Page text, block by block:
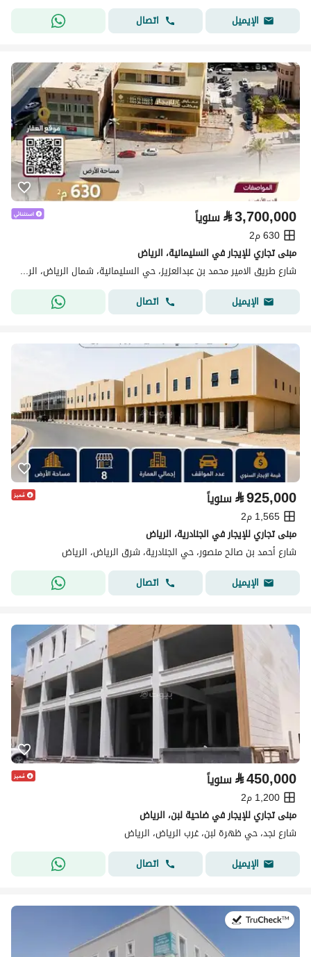
الإيميل
اتصال
⃁3,700,000 سنوياً
630 م2
مبنى تجاري للإيجار في السليمانية، الرياض
شارع طريق الامير محمد بن عبدالعزيز، حي السليمانية، شمال الرياض، الرياض
الإيميل
اتصال
⃁925,000 سنوياً
1,565 م2
مبنى تجاري للإيجار في الجنادرية، الرياض
شارع أحمد بن صالح منصور، حي الجنادرية، شرق الرياض، الرياض
الإيميل
اتصال
⃁450,000 سنوياً
1,200 م2
مبنى تجاري للإيجار في ضاحية لبن، الرياض
شارع نجد، حي ظهرة لبن، غرب الرياض، الرياض
الإيميل
اتصال